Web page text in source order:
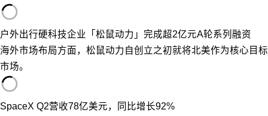
户外出行硬科技企业「松鼠动力」完成超2亿元A轮系列融资
海外市场布局方面，松鼠动力自创立之初就将北美作为核心目标
市场。
SpaceX Q2营收78亿美元，同比增长92%